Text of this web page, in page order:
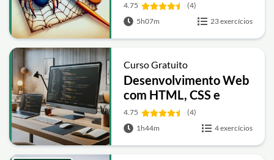
4.75
(4)
5h07m
23 exercícios
Curso Gratuito
Desenvolvimento Web
com HTML, CSS e
JavaScript
4.75
(4)
1h44m
4 exercícios